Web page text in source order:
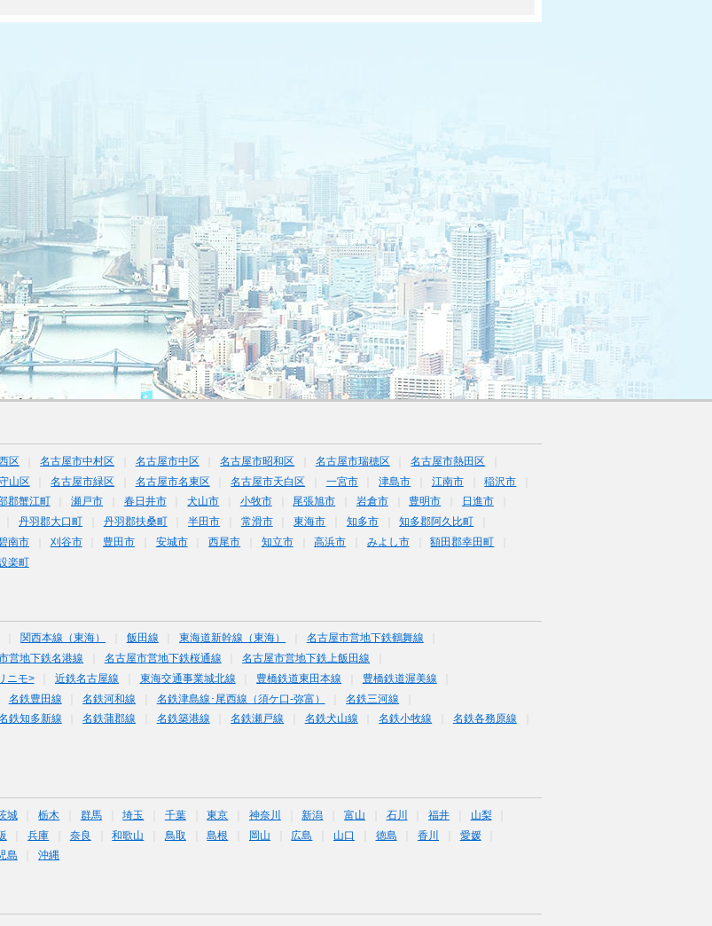
区 名古屋市中村区 名古屋市中区 名古屋市昭和区 名古屋市瑞穂区
名古屋市熱田区
山区 名古屋市緑区 名古屋市名東区 名古屋市天白区 一宮市 津島市 江南市
稲沢市
郡蟹江町 瀬戸市 春日井市 犬山市 小牧市 尾張旭市 岩倉市 豊明市
日進市
丹羽郡大口町 丹羽郡扶桑町 半田市 常滑市 東海市 知多市
知多郡阿久比町
南市 刈谷市 豊田市 安城市 西尾市 知立市 高浜市 みよし市
額田郡幸田町
楽町
関西本線（東海） 飯田線 東海道新幹線（東海）
名古屋市営地下鉄鶴舞線
営地下鉄名港線 名古屋市営地下鉄桜通線
名古屋市営地下鉄上飯田線
ニモ> 近鉄名古屋線 東海交通事業城北線 豊橋鉄道東田本線
豊橋鉄道渥美線
名鉄豊田線 名鉄河和線 名鉄津島線･尾西線（須ケ口-弥富）
名鉄三河線
鉄知多新線 名鉄蒲郡線 名鉄築港線 名鉄瀬戸線 名鉄犬山線 名鉄小牧線
名鉄各務原線
城 栃木 群馬 埼玉 千葉 東京 神奈川 新潟 富山 石川 福井
山梨
兵庫 奈良 和歌山 鳥取 島根 岡山 広島 山口 徳島 香川
愛媛
島 沖縄